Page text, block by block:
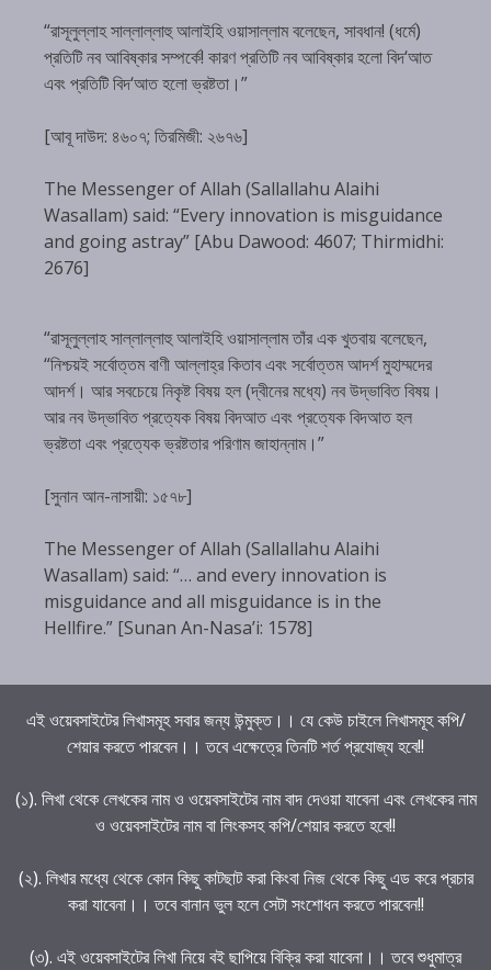
“রাসূলুল্লাহ সাল্লাল্লাহু আলাইহি ওয়াসাল্লাম বলেছেন, সাবধান! (ধর্মে)
প্রতিটি নব আবিষ্কার সম্পর্কে! কারণ প্রতিটি নব আবিষ্কার হলো বিদ‘আত
এবং প্রতিটি বিদ‘আত হলো ভ্রষ্টতা।”
[আবূ দাউদ: ৪৬০৭; তিরমিজী: ২৬৭৬]
The Messenger of Allah (Sallallahu Alaihi
Wasallam) said: “Every innovation is misguidance
and going astray” [Abu Dawood: 4607; Thirmidhi:
2676]
“রাসূলুল্লাহ সাল্লাল্লাহু আলাইহি ওয়াসাল্লাম তাঁর এক খুতবায় বলেছেন,
“নিশ্চয়ই সর্বোত্তম বাণী আল্লাহ্‌র কিতাব এবং সর্বোত্তম আদর্শ মুহাম্মদের
আদর্শ। আর সবচেয়ে নিকৃষ্ট বিষয় হল (দ্বীনের মধ্যে) নব উদ্ভাবিত বিষয়।
আর নব উদ্ভাবিত প্রত্যেক বিষয় বিদআত এবং প্রত্যেক বিদআত হল
ভ্রষ্টতা এবং প্রত্যেক ভ্রষ্টতার পরিণাম জাহান্নাম।”
[সুনান আন-নাসায়ী: ১৫৭৮]
The Messenger of Allah (Sallallahu Alaihi
Wasallam) said: “… and every innovation is
misguidance and all misguidance is in the
Hellfire.” [Sunan An-Nasa’i: 1578]
এই ওয়েবসাইটের লিখাসমূহ সবার জন্য উন্মুক্ত।। যে কেউ চাইলে লিখাসমূহ কপি/
শেয়ার করতে পারবেন।। তবে এক্ষেত্রে তিনটি শর্ত প্রযোজ্য হবে!!
(১). লিখা থেকে লেখকের নাম ও ওয়েবসাইটের নাম বাদ দেওয়া যাবেনা এবং লেখকের নাম
ও ওয়েবসাইটের নাম বা লিংকসহ কপি/শেয়ার করতে হবে!!
(২). লিখার মধ্যে থেকে কোন কিছু কাটছাট করা কিংবা নিজ থেকে কিছু এড করে প্রচার
করা যাবেনা।। তবে বানান ভুল হলে সেটা সংশোধন করতে পারবেন!!
(৩). এই ওয়েবসাইটের লিখা নিয়ে বই ছাপিয়ে বিক্রি করা যাবেনা।। তবে শুধুমাত্র